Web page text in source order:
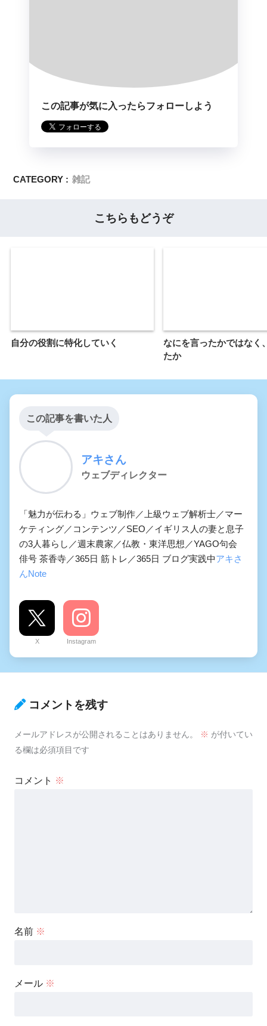
この記事が気に入ったらフォローしよう
CATEGORY : 雑記
こちらもどうぞ
自分の役割に特化していく
なにを言ったかではなく
たか
この記事を書いた人
アキさん
ウェブディレクター
「魅力が伝わる」ウェブ制作／上級ウェブ解析士／マー
ケティング／コンテンツ／SEO／イギリス人の妻と息子
の3人暮らし／週末農家／仏教・東洋思想／YAGO句会
俳号 茶香寺／365日 筋トレ／365日 ブログ実践中アキさ
んNote
X Instagram
コメントを残す
メールアドレスが公開されることはありません。 ※ が付いてい
る欄は必須項目です
コメント ※
名前 ※
メール ※